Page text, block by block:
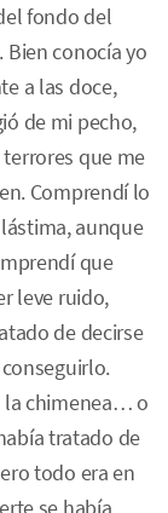
fondo del
conocía yo
a las doce,
de mi pecho,
que me
Comprendí lo
aunque
que
leve ruido,
de decirse
la chimenea… o
tratado de
todo era en
se había